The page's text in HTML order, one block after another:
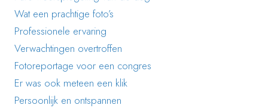
Wat een prachtige foto’s
Professionele ervaring
Verwachtingen overtroffen
Fotoreportage voor een congres
Er was ook meteen een klik
Persoonlijk en ontspannen